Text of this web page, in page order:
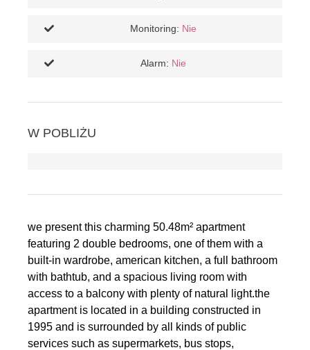
Monitoring: Nie
Alarm: Nie
W POBLIŻU
we present this charming 50.48m² apartment
featuring 2 double bedrooms, one of them with a
built-in wardrobe, american kitchen, a full bathroom
with bathtub, and a spacious living room with
access to a balcony with plenty of natural light.the
apartment is located in a building constructed in
1995 and is surrounded by all kinds of public
services such as supermarkets, bus stops,